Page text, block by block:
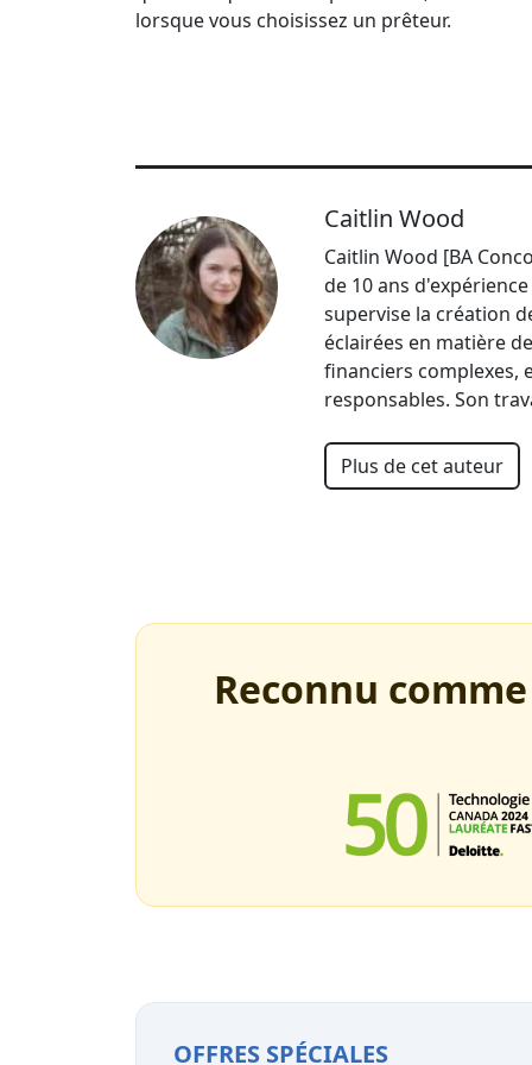
lorsque vous choisissez un prêteur.
Caitlin Wood
Caitlin Wood [BA
de 10 ans
supervise la création
éclairées en matière
financiers complexes,
responsables. Son
Plus de cet auteur
Reconnu
OFFRES SPÉCIALES